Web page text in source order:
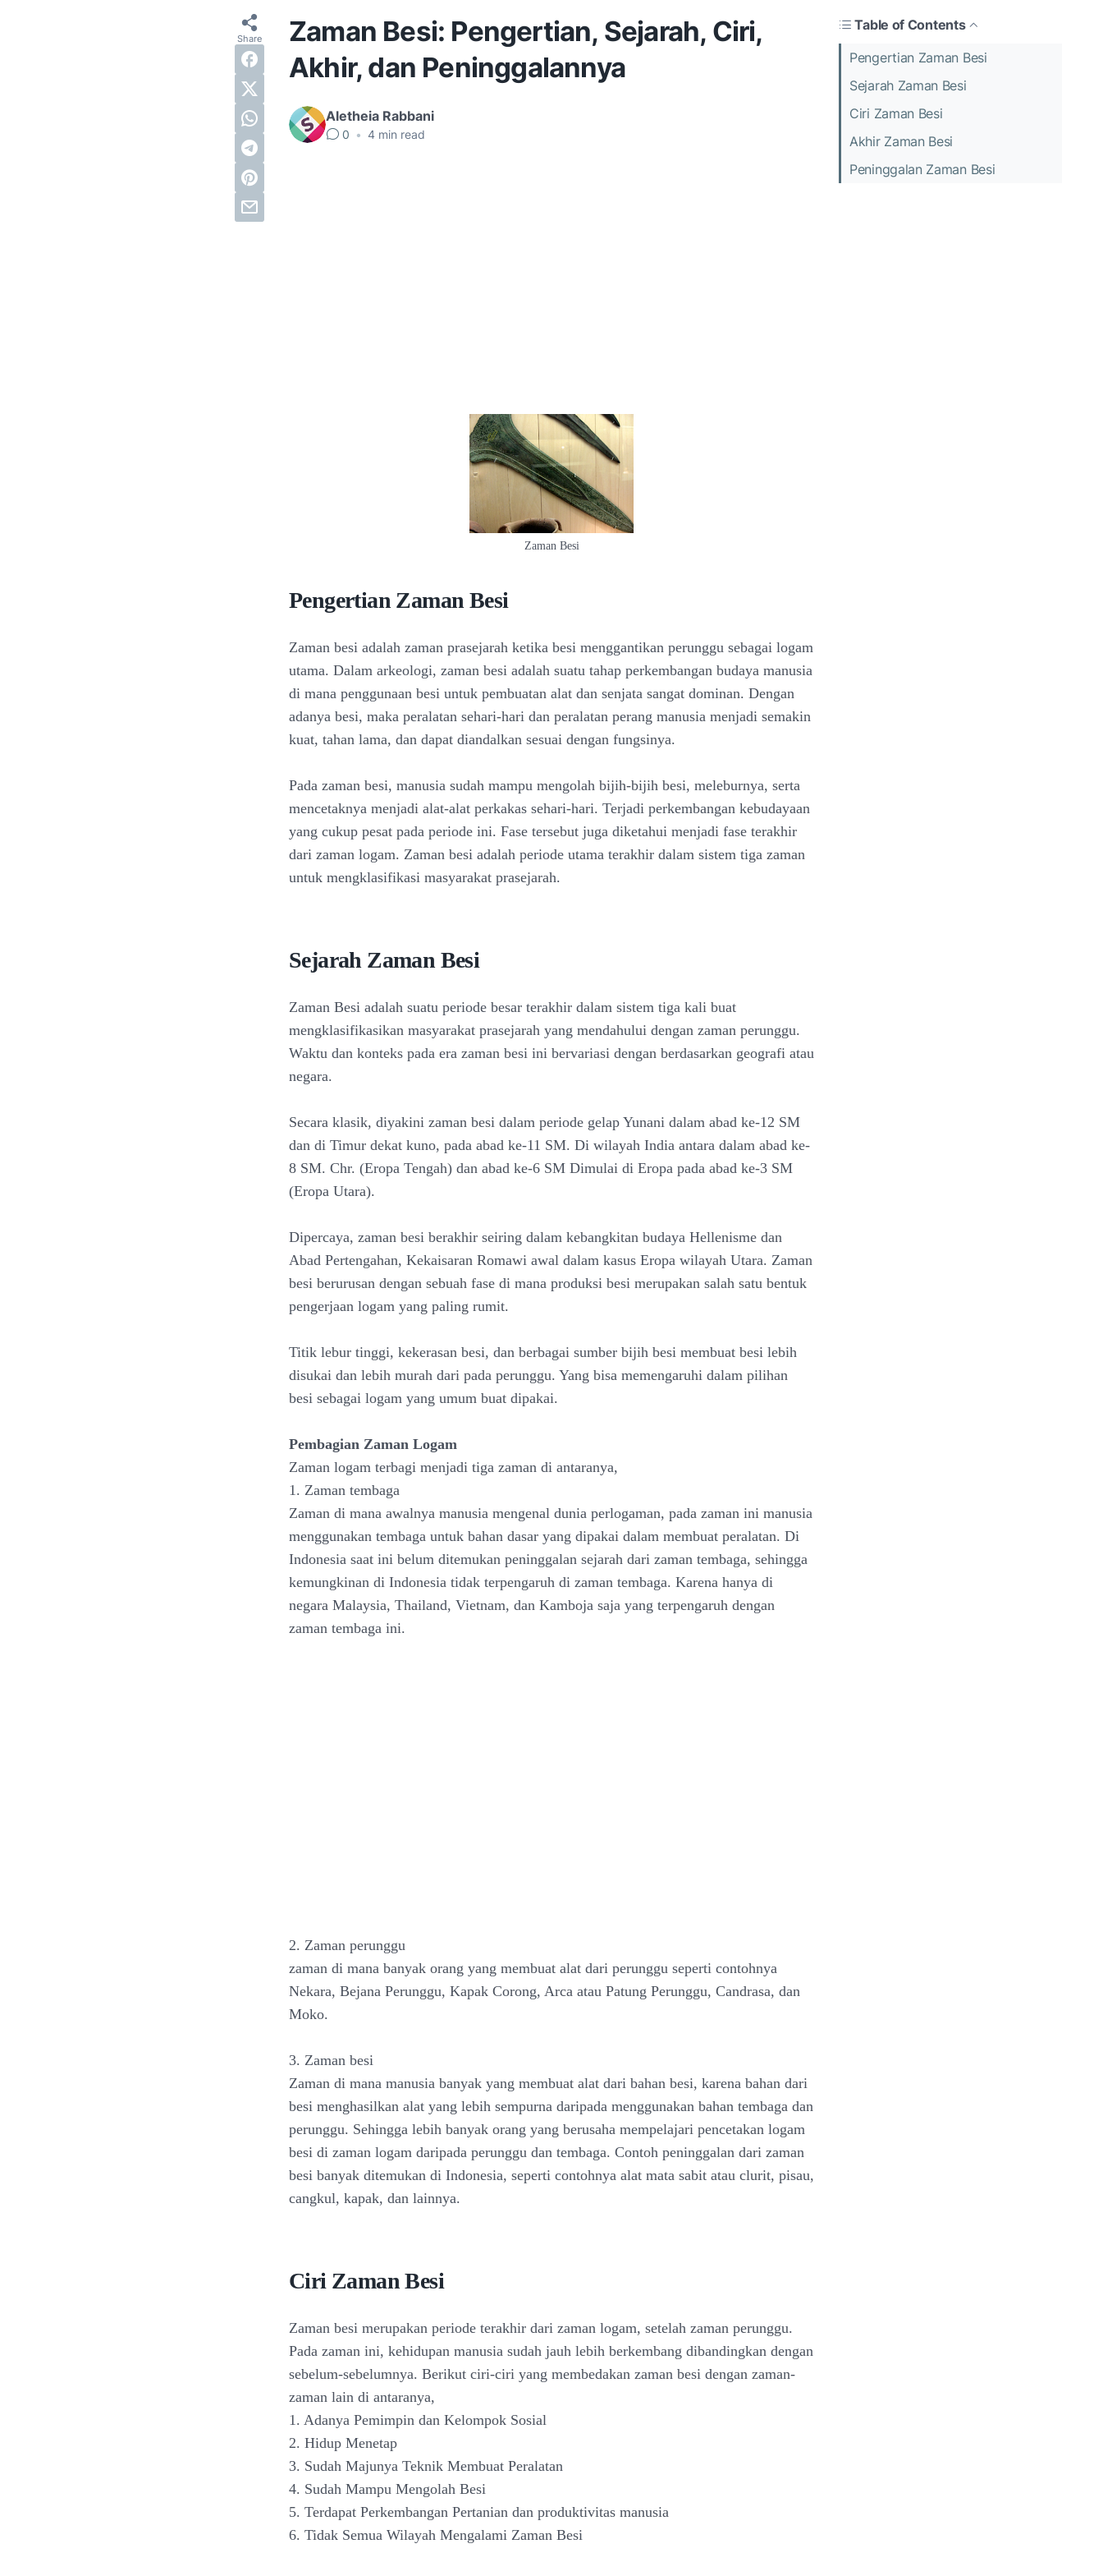
Zaman Besi: Pengertian, Sejarah, Ciri,
Akhir, dan Peninggalannya
Aletheia Rabbani
0 • 4 min read
Table of Contents
Pengertian Zaman Besi
Sejarah Zaman Besi
Ciri Zaman Besi
Akhir Zaman Besi
Peninggalan Zaman Besi
Zaman Besi
Pengertian Zaman Besi
Zaman besi adalah zaman prasejarah ketika besi menggantikan perunggu sebagai logam
utama. Dalam arkeologi, zaman besi adalah suatu tahap perkembangan budaya manusia
di mana penggunaan besi untuk pembuatan alat dan senjata sangat dominan. Dengan
adanya besi, maka peralatan sehari-hari dan peralatan perang manusia menjadi semakin
kuat, tahan lama, dan dapat diandalkan sesuai dengan fungsinya.
Pada zaman besi, manusia sudah mampu mengolah bijih-bijih besi, meleburnya, serta
mencetaknya menjadi alat-alat perkakas sehari-hari. Terjadi perkembangan kebudayaan
yang cukup pesat pada periode ini. Fase tersebut juga diketahui menjadi fase terakhir
dari zaman logam. Zaman besi adalah periode utama terakhir dalam sistem tiga zaman
untuk mengklasifikasi masyarakat prasejarah.
Sejarah Zaman Besi
Zaman Besi adalah suatu periode besar terakhir dalam sistem tiga kali buat
mengklasifikasikan masyarakat prasejarah yang mendahului dengan zaman perunggu.
Waktu dan konteks pada era zaman besi ini bervariasi dengan berdasarkan geografi atau
negara.
Secara klasik, diyakini zaman besi dalam periode gelap Yunani dalam abad ke-12 SM
dan di Timur dekat kuno, pada abad ke-11 SM. Di wilayah India antara dalam abad ke-
8 SM. Chr. (Eropa Tengah) dan abad ke-6 SM Dimulai di Eropa pada abad ke-3 SM
(Eropa Utara).
Dipercaya, zaman besi berakhir seiring dalam kebangkitan budaya Hellenisme dan
Abad Pertengahan, Kekaisaran Romawi awal dalam kasus Eropa wilayah Utara. Zaman
besi berurusan dengan sebuah fase di mana produksi besi merupakan salah satu bentuk
pengerjaan logam yang paling rumit.
Titik lebur tinggi, kekerasan besi, dan berbagai sumber bijih besi membuat besi lebih
disukai dan lebih murah dari pada perunggu. Yang bisa memengaruhi dalam pilihan
besi sebagai logam yang umum buat dipakai.
Pembagian Zaman Logam
Zaman logam terbagi menjadi tiga zaman di antaranya,
1. Zaman tembaga
Zaman di mana awalnya manusia mengenal dunia perlogaman, pada zaman ini manusia
menggunakan tembaga untuk bahan dasar yang dipakai dalam membuat peralatan. Di
Indonesia saat ini belum ditemukan peninggalan sejarah dari zaman tembaga, sehingga
kemungkinan di Indonesia tidak terpengaruh di zaman tembaga. Karena hanya di
negara Malaysia, Thailand, Vietnam, dan Kamboja saja yang terpengaruh dengan
zaman tembaga ini.
2. Zaman perunggu
zaman di mana banyak orang yang membuat alat dari perunggu seperti contohnya
Nekara, Bejana Perunggu, Kapak Corong, Arca atau Patung Perunggu, Candrasa, dan
Moko.
3. Zaman besi
Zaman di mana manusia banyak yang membuat alat dari bahan besi, karena bahan dari
besi menghasilkan alat yang lebih sempurna daripada menggunakan bahan tembaga dan
perunggu. Sehingga lebih banyak orang yang berusaha mempelajari pencetakan logam
besi di zaman logam daripada perunggu dan tembaga. Contoh peninggalan dari zaman
besi banyak ditemukan di Indonesia, seperti contohnya alat mata sabit atau clurit, pisau,
cangkul, kapak, dan lainnya.
Ciri Zaman Besi
Zaman besi merupakan periode terakhir dari zaman logam, setelah zaman perunggu.
Pada zaman ini, kehidupan manusia sudah jauh lebih berkembang dibandingkan dengan
sebelum-sebelumnya. Berikut ciri-ciri yang membedakan zaman besi dengan zaman-
zaman lain di antaranya,
1. Adanya Pemimpin dan Kelompok Sosial
2. Hidup Menetap
3. Sudah Majunya Teknik Membuat Peralatan
4. Sudah Mampu Mengolah Besi
5. Terdapat Perkembangan Pertanian dan produktivitas manusia
6. Tidak Semua Wilayah Mengalami Zaman Besi